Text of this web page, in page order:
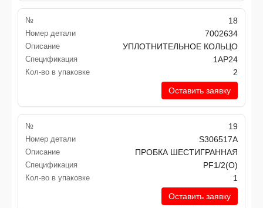
№ 18
Номер детали 7002634
Описание УПЛОТНИТЕЛЬНОЕ КОЛЬЦО
Спецификация 1AP24
Кол-во в упаковке
2
Оставить заявку
№ 19
Номер детали S306517A
Описание ПРОБКА ШЕСТИГРАННАЯ
Спецификация PF1/2(O)
Кол-во в упаковке
1
Оставить заявку